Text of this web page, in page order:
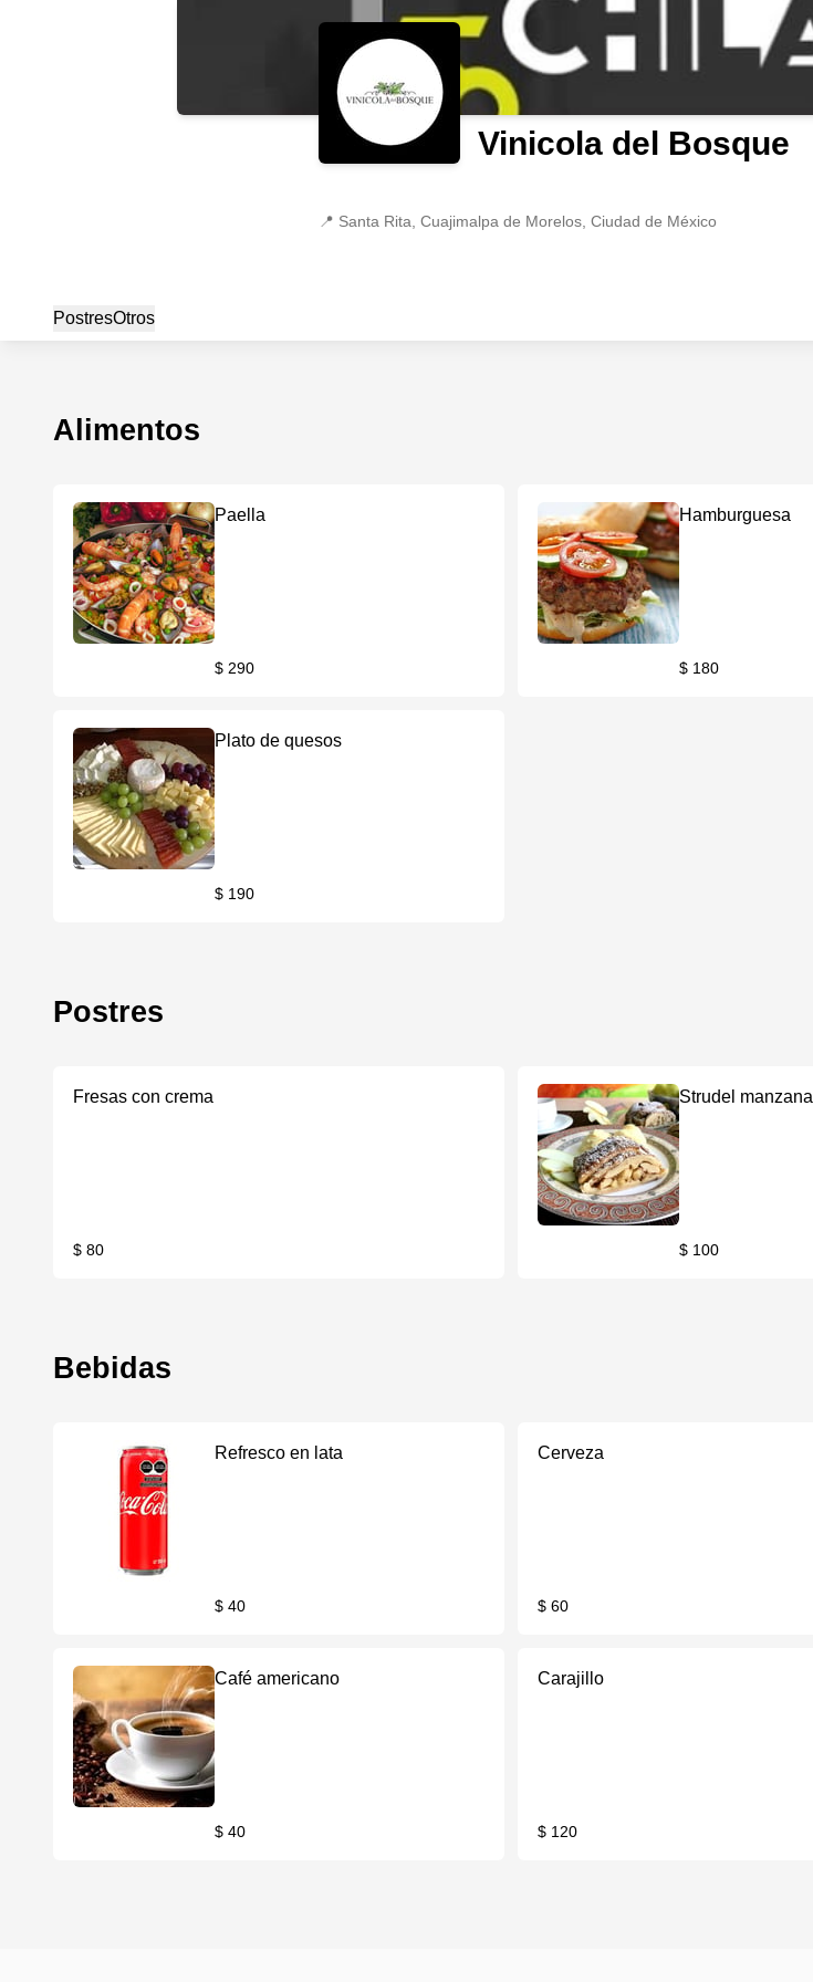
Vinicola del Bosque
📍 Santa Rita, Cuajimalpa de Morelos, Ciudad de México
PostresOtros
Alimentos
Paella
$ 290
Hamburguesa
$ 180
Plato de quesos
$ 190
Postres
Fresas con crema
$ 80
Strudel manzana
$ 100
Bebidas
Refresco en lata
$ 40
Cerveza
$ 60
Café americano
$ 40
Carajillo
$ 120